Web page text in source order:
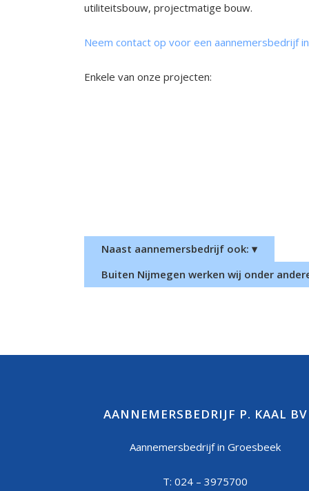
utiliteitsbouw, projectmatige bouw.
Neem contact op voor een aannemersbedrijf
Enkele van onze projecten:
Naast aannemersbedrijf ook: ▾
Buiten Nijmegen werken wij onder
AANNEMERSBEDRIJF P. KAAL BV
Aannemersbedrijf in Groesbeek
T: 024 – 3975700